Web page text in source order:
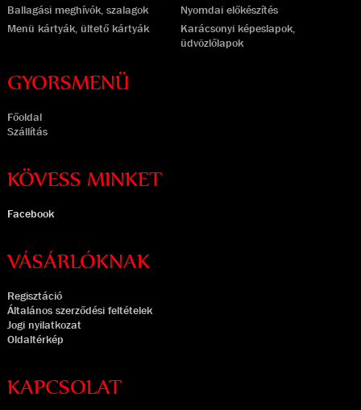
Ballagási meghívók, szalagok
Nyomdai előkészítés
Menü kártyák, ültető kártyák
Karácsonyi képeslapok,
üdvözlőlapok
GYORSMENÜ
Főoldal
Szállítás
KÖVESS MINKET
Facebook
VÁSÁRLÓKNAK
Regisztáció
Általános szerződési feltételek
Jogi nyilatkozat
Oldaltérkép
KAPCSOLAT